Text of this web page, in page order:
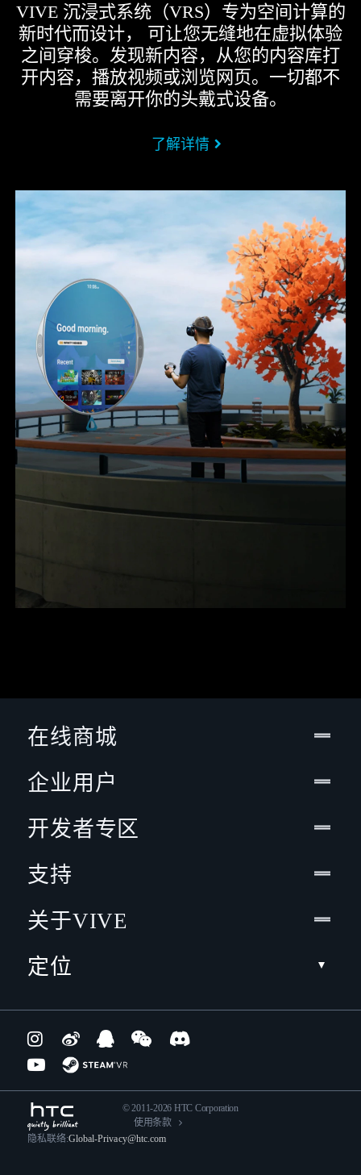
VIVE 沉浸式系统（VRS）专为空间计算的
新时代而设计， 可让您无缝地在虚拟体验
之间穿梭。发现新内容，从您的内容库打
开内容，播放视频或浏览网页。一切都不
需要离开你的头戴式设备。
了解详情
在线商城
企业用户
开发者专区
支持
关于VIVE
定位
© 2011-2026 HTC Corporation
使用条款
隐私联络:Global-Privacy@htc.com